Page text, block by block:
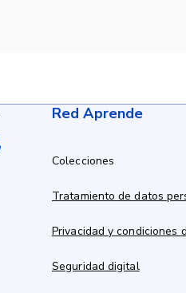
Red Aprende
Colecciones
Tratamiento de datos
Privacidad y condiciones
Seguridad digital